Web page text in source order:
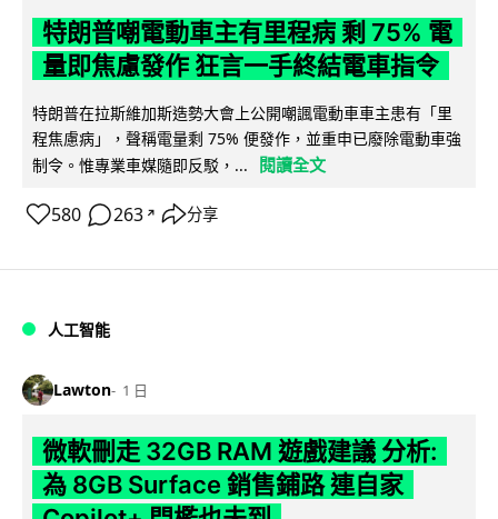
特朗普嘲電動車主有里程病 剩 75% 電
量即焦慮發作 狂言一手終結電車指令
特朗普在拉斯維加斯造勢大會上公開嘲諷電動車車主患有「里
程焦慮病」，聲稱電量剩 75% 便發作，並重申已廢除電動車強
制令。惟專業車媒隨即反駁，...
閱讀全文
580 263 ↗ 分享
人工智能
Lawton 1 日
微軟刪走 32GB RAM 遊戲建議 分析:
為 8GB Surface 銷售鋪路 連自家